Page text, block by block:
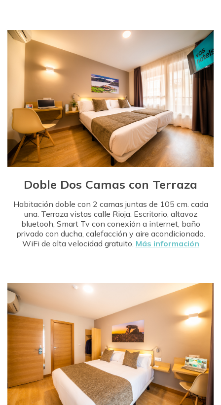
Doble Dos Camas con Terraza
Habitación doble con 2 camas juntas de 105 cm. cada
una. Terraza vistas calle Rioja. Escritorio, altavoz
bluetooh, Smart Tv con conexión a internet, baño
privado con ducha, calefacción y aire acondicionado.
WiFi de alta velocidad gratuito. Más información